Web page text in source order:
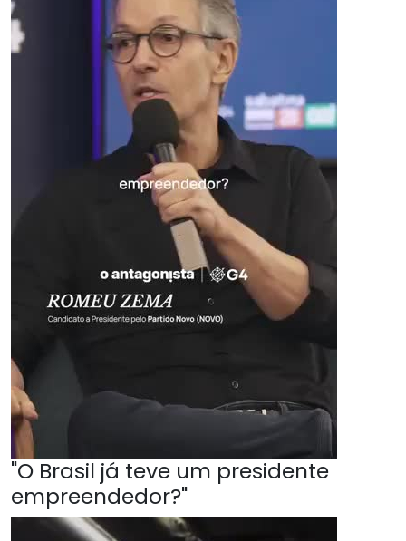
"O Brasil já teve um presidente
empreendedor?"